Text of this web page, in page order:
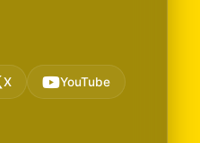
X YouTube